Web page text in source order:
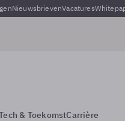
NieuwsbrievenVacatures
& ToekomstCarrière